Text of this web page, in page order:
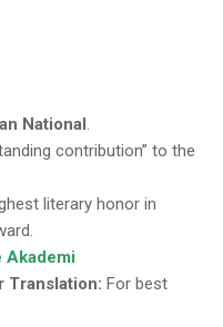
National.
contribution” to the
literary honor in
Akademi
Translation: For best